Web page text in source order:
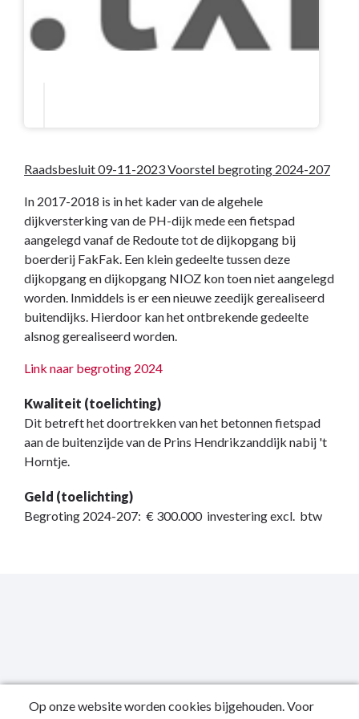
Raadsbesluit 09-11-2023 Voorstel begroting 2024-207
In 2017-2018 is in het kader van de algehele
dijkversterking van de PH-dijk mede een fietspad
aangelegd vanaf de Redoute tot de dijkopgang bij
boerderij FakFak. Een klein gedeelte tussen deze
dijkopgang en dijkopgang NIOZ kon toen niet aangelegd
worden. Inmiddels is er een nieuwe zeedijk gerealiseerd
buitendijks. Hierdoor kan het ontbrekende gedeelte
alsnog gerealiseerd worden.
Link naar begroting 2024
Kwaliteit (toelichting)
Dit betreft het doortrekken van het betonnen fietspad
aan de buitenzijde van de Prins Hendrikzanddijk nabij 't
Horntje.
Geld (toelichting)
Begroting 2024-207: € 300.000 investering excl. btw
Op onze website worden cookies bijgehouden. Voor